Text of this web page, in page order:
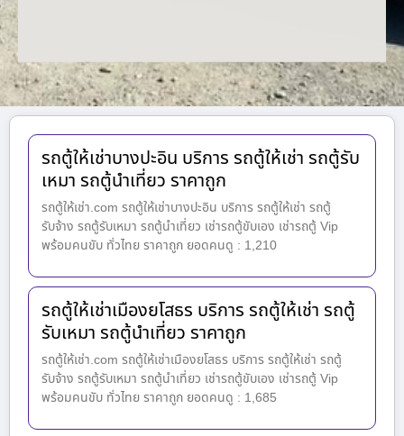
รถตู้ให้เช่าบางปะอิน บริการ รถตู้ให้เช่า รถตู้รับ
เหมา รถตู้นำเที่ยว ราคาถูก
รถตู้ให้เช่า.com รถตู้ให้เช่าบางปะอิน บริการ รถตู้ให้เช่า รถตู้
รับจ้าง รถตู้รับเหมา รถตู้นำเที่ยว เช่ารถตู้ขับเอง เช่ารถตู้ Vip
พร้อมคนขับ ทั่วไทย ราคาถูก ยอดคนดู : 1,210
รถตู้ให้เช่าเมืองยโสธร บริการ รถตู้ให้เช่า รถตู้
รับเหมา รถตู้นำเที่ยว ราคาถูก
รถตู้ให้เช่า.com รถตู้ให้เช่าเมืองยโสธร บริการ รถตู้ให้เช่า รถตู้
รับจ้าง รถตู้รับเหมา รถตู้นำเที่ยว เช่ารถตู้ขับเอง เช่ารถตู้ Vip
พร้อมคนขับ ทั่วไทย ราคาถูก ยอดคนดู : 1,685